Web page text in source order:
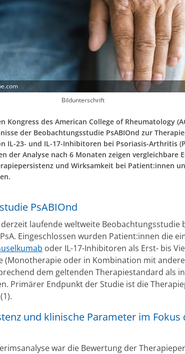
Bildunterschrift
Kongress des American College of Rheumatology
der Beobachtungsstudie PsABIOnd zur
IL-23- und IL-17-Inhibitoren bei Psoriasis-Arthritis
der Analyse nach 6 Monaten zeigen vergleichbare
und Wirksamkeit bei Patient:innen
PsABIOnd
derzeit laufende weltweite Beobachtungsstudie
Eingeschlossen wurden Patient:innen die
oder IL-17-Inhibitoren als Erst- bis
(Monotherapie oder in Kombination mit
dem geltenden Therapiestandard als
Primärer Endpunkt der Studie ist die
und klinische Parameter im Fokus
war die Bewertung der